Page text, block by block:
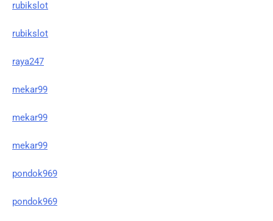
rubikslot
rubikslot
raya247
mekar99
mekar99
mekar99
pondok969
pondok969